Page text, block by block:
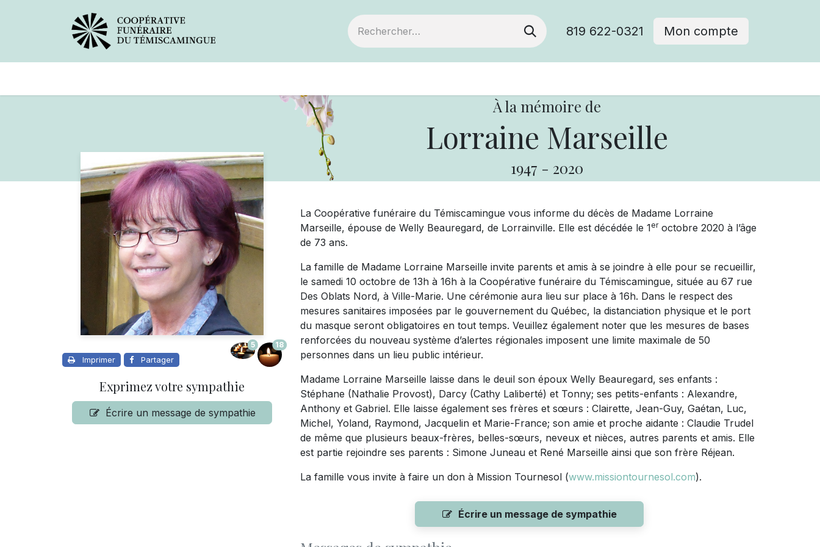
819 622-0321 Mon compte
À la mémoire de
Lorraine Marseille
1947 - 2020
Imprimer Partager
5 18
Exprimez votre sympathie
Écrire un message de sympathie
La Coopérative funéraire du Témiscamingue vous informe du décès de Madame Lorraine
Marseille, épouse de Welly Beauregard, de Lorrainville. Elle est décédée le 1eroctobre 2020 à l’âge
de 73 ans.
La famille de Madame Lorraine Marseille invite parents et amis à se joindre à elle pour se recueillir,
le samedi 10 octobre de 13h à 16h à la Coopérative funéraire du Témiscamingue, située au 67 rue
Des Oblats Nord, à Ville-Marie. Une cérémonie aura lieu sur place à 16h. Dans le respect des
mesures sanitaires imposées par le gouvernement du Québec, la distanciation physique et le port
du masque seront obligatoires en tout temps. Veuillez également noter que les mesures de bases
renforcées du nouveau système d’alertes régionales imposent une limite maximale de 50
personnes dans un lieu public intérieur.
Madame Lorraine Marseille laisse dans le deuil son époux Welly Beauregard, ses enfants :
Stéphane (Nathalie Provost), Darcy (Cathy Laliberté) et Tonny; ses petits-enfants : Alexandre,
Anthony et Gabriel. Elle laisse également ses frères et sœurs : Clairette, Jean-Guy, Gaétan, Luc,
Michel, Yoland, Raymond, Jacquelin et Marie-France; son amie et proche aidante : Claudie Trudel
de même que plusieurs beaux-frères, belles-sœurs, neveux et nièces, autres parents et amis. Elle
est partie rejoindre ses parents : Simone Juneau et René Marseille ainsi que son frère Réjean.
La famille vous invite à faire un don à Mission Tournesol (www.missiontournesol.com).
Écrire un message de sympathie